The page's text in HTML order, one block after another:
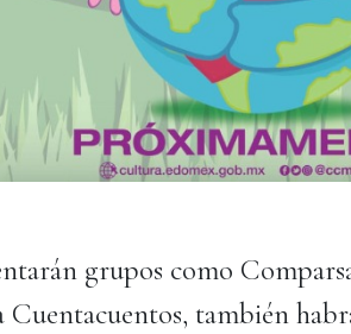
grupos como
también